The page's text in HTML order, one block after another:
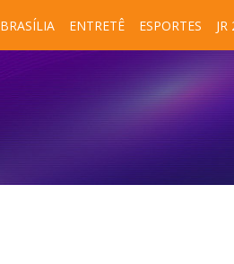
BRASÍLIA ENTRETÊ ESPORTES JR